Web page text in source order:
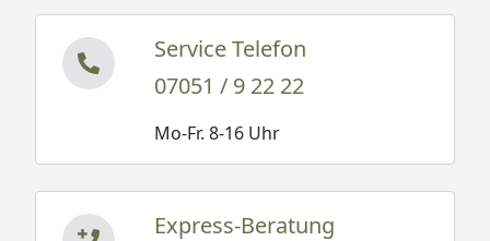
Service Telefon
07051 / 9 22 22
Mo-Fr. 8-16 Uhr
Express-Beratung